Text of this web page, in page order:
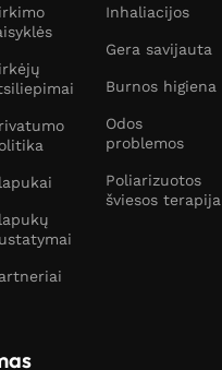
Inhaliacijos
Gera savijauta
Burnos higiena
Odos
problemos
Poliarizuotos
šviesos terapija